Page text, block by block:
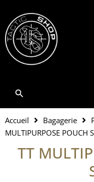
contenu
Rechercher
Accueil Bagagerie
MULTIPURPOSE POUCH
TT